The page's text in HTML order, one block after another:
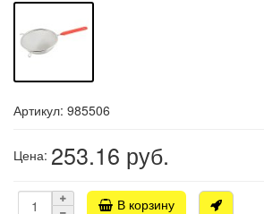
Артикул: 985506
Цена: 253.16 руб.
В корзину